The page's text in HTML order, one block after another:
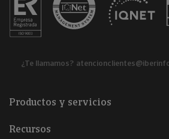
¿Te llamamos?
Productos y servicios
Recursos